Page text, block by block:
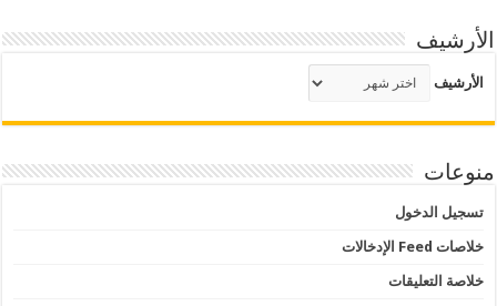
الأرشيف
الأرشيف
منوعات
تسجيل الدخول
خلاصات Feed الإدخالات
خلاصة التعليقات